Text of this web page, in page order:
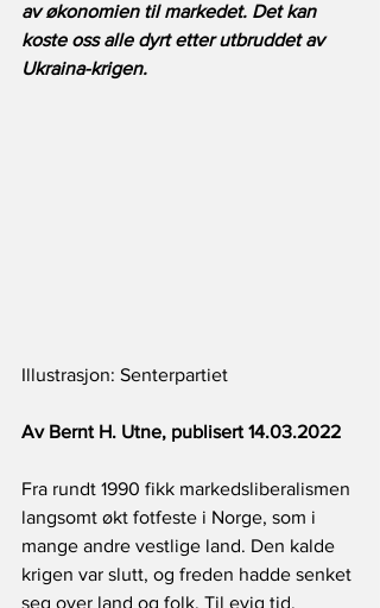
av økonomien til markedet. Det kan
koste oss alle dyrt etter utbruddet av
Ukraina-krigen.
Illustrasjon: Senterpartiet
Av Bernt H. Utne, publisert 14.03.2022
Fra rundt 1990 fikk markedsliberalismen
langsomt økt fotfeste i Norge, som i
mange andre vestlige land. Den kalde
krigen var slutt, og freden hadde senket
seg over land og folk. Til evig tid,